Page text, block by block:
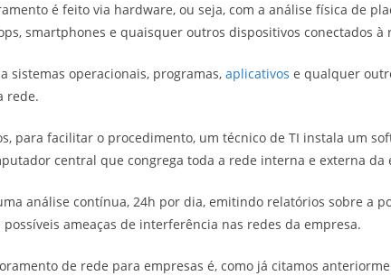
é feito via hardware, ou seja, com a análise física de
smartphones e quaisquer outros dispositivos conectados à
sistemas operacionais, programas, aplicativos e qualquer
rede.
para facilitar o procedimento, um técnico de TI instala um
central que congrega toda a rede interna e externa da
análise contínua, 24h por dia, emitindo relatórios sobre a
ameaças de interferência nas redes da empresa.
de rede para empresas é, como já citamos